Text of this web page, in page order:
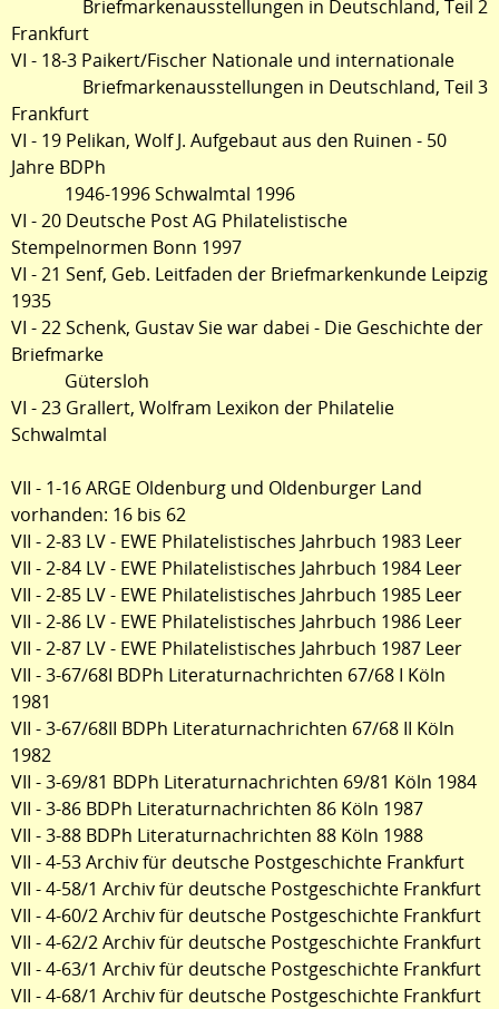
Briefmarkenausstellungen in Deutschland, Teil 2
Frankfurt
VI - 18-3 Paikert/Fischer Nationale und internationale
Briefmarkenausstellungen in Deutschland, Teil 3
Frankfurt
VI - 19 Pelikan, Wolf J. Aufgebaut aus den Ruinen - 50
Jahre BDPh
1946-1996 Schwalmtal 1996
VI - 20 Deutsche Post AG Philatelistische
Stempelnormen Bonn 1997
VI - 21 Senf, Geb. Leitfaden der Briefmarkenkunde Leipzig
1935
VI - 22 Schenk, Gustav Sie war dabei - Die Geschichte der
Briefmarke
Gütersloh
VI - 23 Grallert, Wolfram Lexikon der Philatelie
Schwalmtal
VII - 1-16 ARGE Oldenburg und Oldenburger Land
vorhanden: 16 bis 62
VII - 2-83 LV - EWE Philatelistisches Jahrbuch 1983 Leer
VII - 2-84 LV - EWE Philatelistisches Jahrbuch 1984 Leer
VII - 2-85 LV - EWE Philatelistisches Jahrbuch 1985 Leer
VII - 2-86 LV - EWE Philatelistisches Jahrbuch 1986 Leer
VII - 2-87 LV - EWE Philatelistisches Jahrbuch 1987 Leer
VII - 3-67/68I BDPh Literaturnachrichten 67/68 I Köln
1981
VII - 3-67/68II BDPh Literaturnachrichten 67/68 II Köln
1982
VII - 3-69/81 BDPh Literaturnachrichten 69/81 Köln 1984
VII - 3-86 BDPh Literaturnachrichten 86 Köln 1987
VII - 3-88 BDPh Literaturnachrichten 88 Köln 1988
VII - 4-53 Archiv für deutsche Postgeschichte Frankfurt
VII - 4-58/1 Archiv für deutsche Postgeschichte Frankfurt
VII - 4-60/2 Archiv für deutsche Postgeschichte Frankfurt
VII - 4-62/2 Archiv für deutsche Postgeschichte Frankfurt
VII - 4-63/1 Archiv für deutsche Postgeschichte Frankfurt
VII - 4-68/1 Archiv für deutsche Postgeschichte Frankfurt